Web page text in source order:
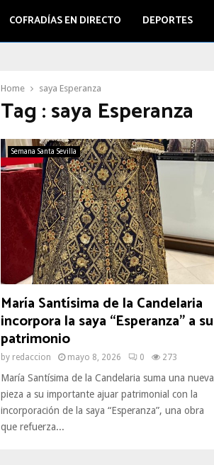
COFRADÍAS EN DIRECTO DEPORTES
Home saya Esperanza
Tag : saya Esperanza
Semana Santa Sevilla
María Santísima de la Candelaria
incorpora la saya “Esperanza” a su
patrimonio
by redaccion mayo 8, 2026 0 273
María Santísima de la Candelaria suma una nueva
pieza a su importante ajuar patrimonial con la
incorporación de la saya “Esperanza”, una obra
que refuerza...